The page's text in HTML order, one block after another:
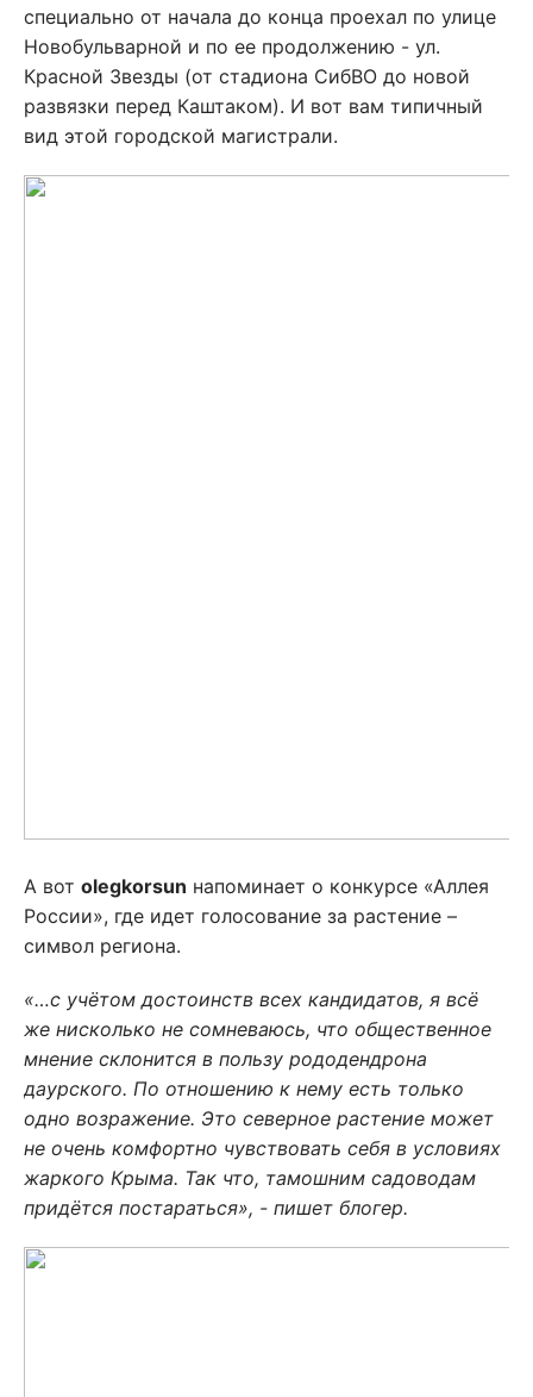
специально от начала до конца проехал по улице
Новобульварной и по ее продолжению - ул.
Красной Звезды (от стадиона СибВО до новой
развязки перед Каштаком). И вот вам типичный
вид этой городской магистрали.
А вот olegkorsun напоминает о конкурсе «Аллея
России», где идет голосование за растение –
символ региона.
«…с учётом достоинств всех кандидатов, я всё
же нисколько не сомневаюсь, что общественное
мнение склонится в пользу рододендрона
даурского. По отношению к нему есть только
одно возражение. Это северное растение может
не очень комфортно чувствовать себя в условиях
жаркого Крыма. Так что, тамошним садоводам
придётся постараться», - пишет блогер.